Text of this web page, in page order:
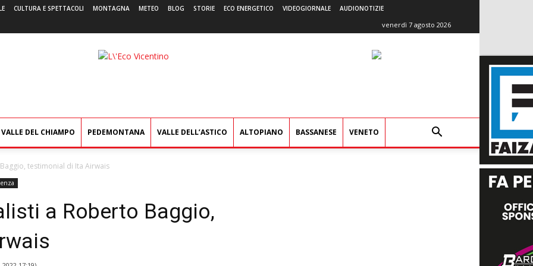
CULTURA E SPETTACOLI MONTAGNA METEO BLOG STORIE ECO ENERGETICO VIDEOGIORNALE AUDIONOTIZIE
venerdì 7 agosto 2026
L'Eco
VALLE DEL CHIAMPO PEDEMONTANA VALLE DELL’ASTICO ALTOPIANO BASSANESE VENETO
testimonial di Ita Airwais
a Roberto Baggio,